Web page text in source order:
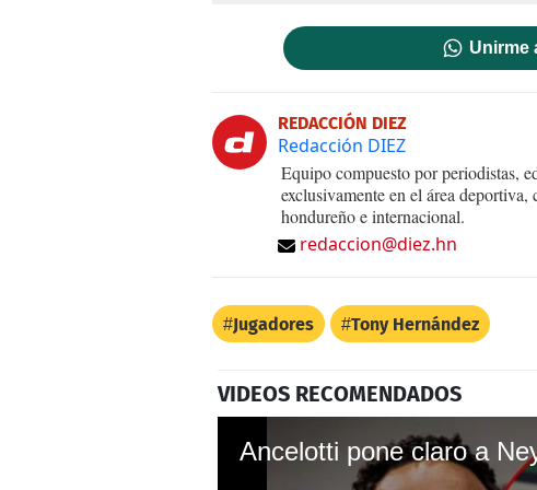
Unirme
REDACCIÓN DIEZ
Redacción DIEZ
Equipo compuesto por periodistas,
exclusivamente en el área
hondureño e internacional.
redaccion@diez.hn
Jugadores Tony Hernández
VIDEOS RECOMENDADOS